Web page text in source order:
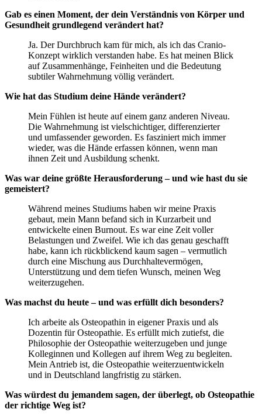
Gab es einen Moment, der dein Verständnis von Körper und
Gesundheit grundlegend verändert hat?
Ja. Der Durchbruch kam für mich, als ich das Cranio-
Konzept wirklich verstanden habe. Es hat meinen Blick
auf Zusammenhänge, Feinheiten und die Bedeutung
subtiler Wahrnehmung völlig verändert.
Wie hat das Studium deine Hände verändert?
Mein Fühlen ist heute auf einem ganz anderen Niveau.
Die Wahrnehmung ist vielschichtiger, differenzierter
und umfassender geworden. Es fasziniert mich immer
wieder, was die Hände erfassen können, wenn man
ihnen Zeit und Ausbildung schenkt.
Was war deine größte Herausforderung – und wie hast du sie
gemeistert?
Während meines Studiums haben wir meine Praxis
gebaut, mein Mann befand sich in Kurzarbeit und
entwickelte einen Burnout. Es war eine Zeit voller
Belastungen und Zweifel. Wie ich das genau geschafft
habe, kann ich rückblickend kaum sagen – vermutlich
durch eine Mischung aus Durchhaltevermögen,
Unterstützung und dem tiefen Wunsch, meinen Weg
weiterzugehen.
Was machst du heute – und was erfüllt dich besonders?
Ich arbeite als Osteopathin in eigener Praxis und als
Dozentin für Osteopathie. Es erfüllt mich zutiefst, die
Philosophie der Osteopathie weiterzugeben und junge
Kolleginnen und Kollegen auf ihrem Weg zu begleiten.
Mein Antrieb ist, die Osteopathie weiterzuentwickeln
und in Deutschland langfristig zu stärken.
Was würdest du jemandem sagen, der überlegt, ob Osteopathie
der richtige Weg ist?